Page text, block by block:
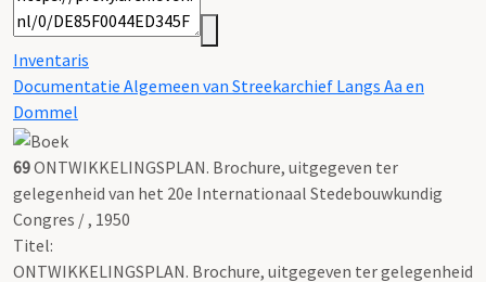
Inventaris
Documentatie Algemeen van Streekarchief Langs Aa en
Dommel
69ONTWIKKELINGSPLAN. Brochure, uitgegeven ter
gelegenheid van het 20e Internationaal Stedebouwkundig
Congres / , 1950
Titel:
ONTWIKKELINGSPLAN. Brochure, uitgegeven ter gelegenheid